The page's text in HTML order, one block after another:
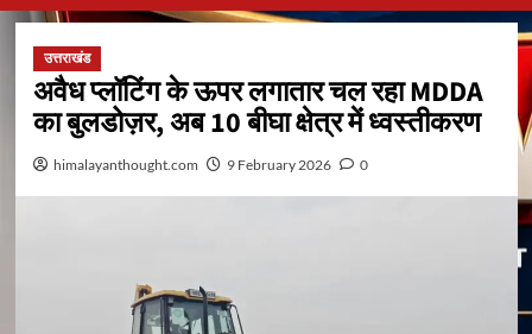
उत्तराखंड
अवैध प्लॉटिंग के ऊपर लगातार चल रहा MDDA
का बुलडोज़र, अब 10 बीघा क्षेत्र में ध्वस्तीकरण
himalayanthought.com 9 February 2026 0